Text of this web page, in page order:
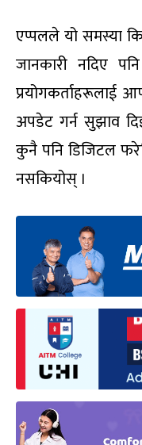
एप्पलले यो समस्या
जानकारी नदिए
प्रयोगकर्ताहरूलाई
अपडेट गर्न सुझाव
कुनै पनि डिजिटल
नसकियोस् ।